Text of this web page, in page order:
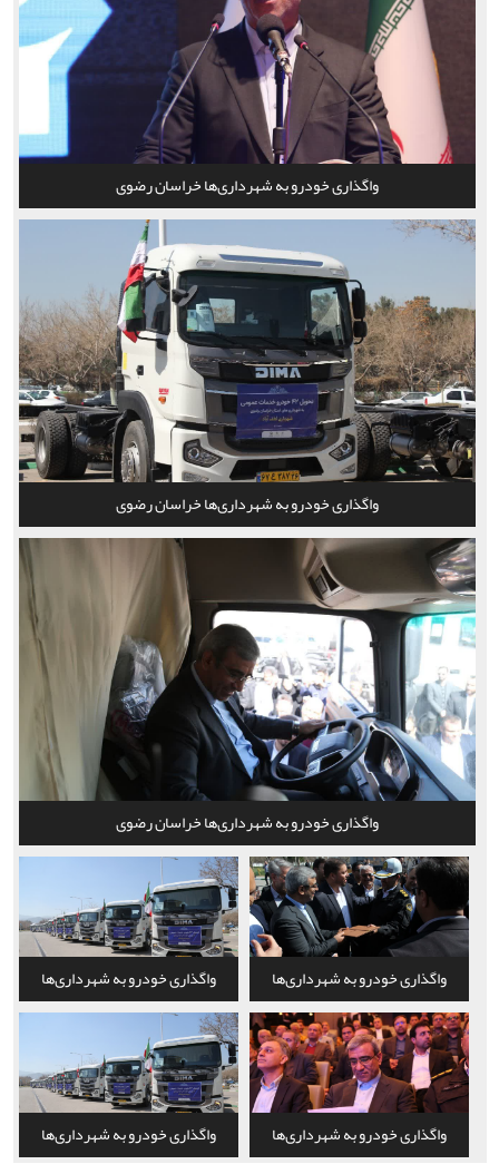
واگذاری خودرو به شهرداری‌ها خراسان رضوی
واگذاری خودرو به شهرداری‌ها خراسان رضوی
واگذاری خودرو به شهرداری‌ها خراسان رضوی
واگذاری خودرو به شهرداری‌ها
خراسان رضوی
واگذاری خودرو به شهرداری‌ها
خراسان رضوی
واگذاری خودرو به شهرداری‌ها
واگذاری خودرو به شهرداری‌ها